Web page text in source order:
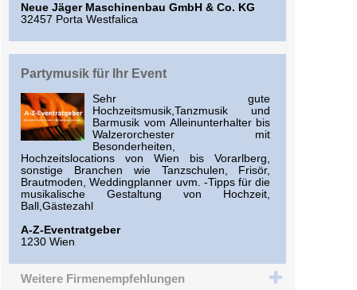
Neue Jäger Maschinenbau GmbH & Co. KG
32457 Porta Westfalica
Partymusik für Ihr Event
Sehr gute
Hochzeitsmusik,Tanzmusik und
Barmusik vom Alleinunterhalter bis
Walzerorchester mit
Besonderheiten,
Hochzeitslocations von Wien bis Vorarlberg,
sonstige Branchen wie Tanzschulen, Frisör,
Brautmoden, Weddingplanner uvm. -Tipps für die
musikalische Gestaltung von Hochzeit,
Ball,Gästezahl
A-Z-Eventratgeber
1230 Wien
Weitere Firmenempfehlungen